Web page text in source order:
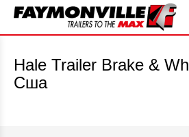
Hale Trailer Brake &
Сша